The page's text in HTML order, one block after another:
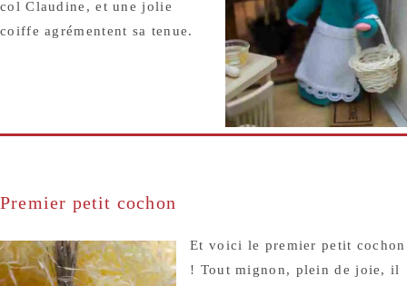
col Claudine, et une jolie
coiffe agrémentent sa tenue.
Premier petit cochon
Et voici le premier petit cochon
! Tout mignon, plein de joie, il